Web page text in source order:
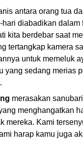
antara orang tua
diabadikan dalam
kita berdebar saat
tertangkap kamera
untuk memeluk
yang sedang merias
merasakan
menghangatkan
mereka. Kami
harap kamu juga